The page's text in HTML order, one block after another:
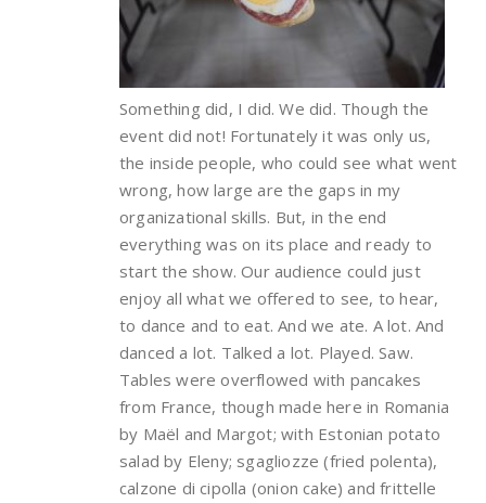
Something did, I did. We did. Though the
event did not! Fortunately it was only us,
the inside people, who could see what went
wrong, how large are the gaps in my
organizational skills. But, in the end
everything was on its place and ready to
start the show. Our audience could just
enjoy all what we offered to see, to hear,
to dance and to eat. And we ate. A lot. And
danced a lot. Talked a lot. Played. Saw.
Tables were overflowed with pancakes
from France, though made here in Romania
by Maël and Margot; with Estonian potato
salad by Eleny; sgagliozze (fried polenta),
calzone di cipolla (onion cake) and frittelle